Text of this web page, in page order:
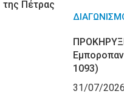
της Πέτρας
1093)
31/07/2026